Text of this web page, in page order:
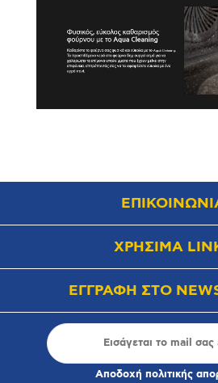
ΧΡΗΣΙΜΑ
ΕΓΓΡΑΦΗ ΣΤΟ
Αποδοχή πολιτικής